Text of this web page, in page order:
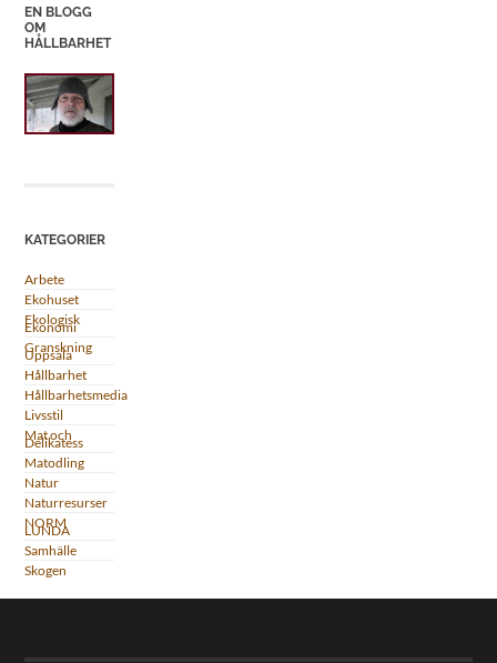
EN BLOGG
OM
HÅLLBARHET
KATEGORIER
Arbete
Ekohuset
Ekologisk
Ekonomi
Granskning
Uppsala
Hållbarhet
Hållbarhetsmedia
Livsstil
Mat och
Delikatess
Matodling
Natur
Naturresurser
NORM
LUNDA
Samhälle
Skogen